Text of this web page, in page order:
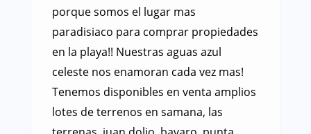
porque somos el lugar mas
paradisiaco para comprar propiedades
en la playa!! Nuestras aguas azul
celeste nos enamoran cada vez mas!
Tenemos disponibles en venta amplios
lotes de terrenos en samana, las